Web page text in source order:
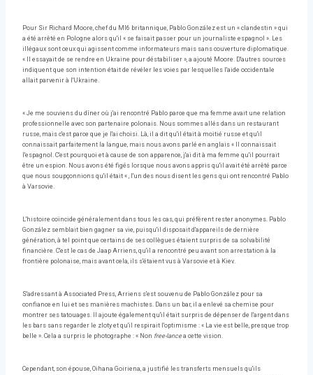
Pour Sir Richard Moore, chef du MI6 britannique, Pablo González est un « clandestin » qui
a été arrêté en Pologne alors qu'il « se faisait passer pour un journaliste espagnol ». Les
illégaux sont ceux qui agissent comme informateurs mais sans couverture diplomatique.
« Il essayait de se rendre en Ukraine pour déstabiliser », a ajouté Moore. D'autres sources
indiquent que son intention était de révéler les voies par lesquelles l'aide occidentale
allait parvenir à l'Ukraine.
« Je me souviens du dîner où j'ai rencontré Pablo parce que ma femme avait une relation
professionnelle avec son partenaire polonais. Nous sommes allés dans un restaurant
russe, mais c'est parce que je l'ai choisi. Là, il a dit qu'il était à moitié russe et qu'il
connaissait parfaitement la langue, mais nous avons parlé en anglais « Il connaissait
l'espagnol. C'est pourquoi et à cause de son apparence, j'ai dit à ma femme qu'il pourrait
être un espion. Nous avons été figés lorsque nous avons appris qu'il avait été arrêté parce
que nous soupçonnions qu'il était « , l'un des nous disent les gens qui ont rencontré Pablo
à Varsovie.
L'histoire coïncide généralement dans tous les cas, qui préfèrent rester anonymes. Pablo
González semblait bien gagner sa vie, puisqu'il disposait d'appareils de dernière
génération, à tel point que certains de ses collègues étaient surpris de sa solvabilité
financière. C'est le cas de Jaap Arriens, qu'il a rencontré peu avant son arrestation à la
frontière polonaise, mais avant cela, ils s'étaient vus à Varsovie et à Kiev.
S'adressant à Associated Press, Arriens s'est souvenu de Pablo González pour sa
confiance en lui et ses manières machistes. Dans un bar, il a enlevé sa chemise pour
montrer ses tatouages. Il ajoute également qu'il était surpris de dépenser de l'argent dans
les bars sans regarder le zloty et qu'il respirait l'optimisme : « La vie est belle, presque trop
belle ». Cela a surpris le photographe : « Non free-lance a cette vision.
Cependant, son épouse, Oihana Goiriena, a justifié les transferts mensuels qu'ils